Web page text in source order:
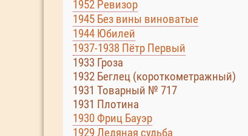
1952 Ревизор
1945 Без вины виноватые
1944 Юбилей
1937-1938 Пётр Первый
1933 Гроза
1932 Беглец (короткометражный)
1931 Товарный № 717
1931 Плотина
1930 Фриц Бауэр
1929 Ледяная судьба